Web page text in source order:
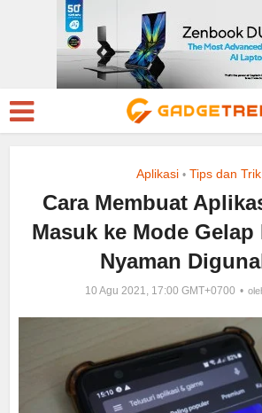
Aplikasi • Tips dan Trik
Cara Membuat
Masuk ke Mode
Nyaman
10 Agu 2021, 17:00 GMT+0700